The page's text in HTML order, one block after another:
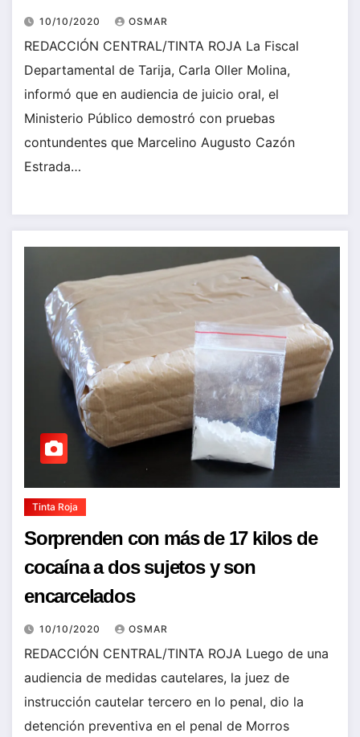
10/10/2020 OSMAR
REDACCIÓN CENTRAL/TINTA ROJA La Fiscal
Departamental de Tarija, Carla Oller Molina,
informó que en audiencia de juicio oral, el
Ministerio Público demostró con pruebas
contundentes que Marcelino Augusto Cazón
Estrada…
Tinta Roja
Sorprenden con más de 17 kilos de
cocaína a dos sujetos y son
encarcelados
10/10/2020 OSMAR
REDACCIÓN CENTRAL/TINTA ROJA Luego de una
audiencia de medidas cautelares, la juez de
instrucción cautelar tercero en lo penal, dio la
detención preventiva en el penal de Morros